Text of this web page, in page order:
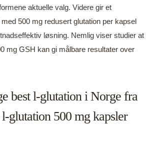
aktuelle valg. Videre gir et
500 mg redusert glutation per kapsel
løsning. Nemlig viser studier at
mg GSH kan gi målbare resultater over
best l-glutation i Norge fra
500 mg kapsler